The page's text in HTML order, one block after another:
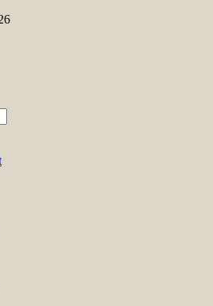
& Wissenschaft